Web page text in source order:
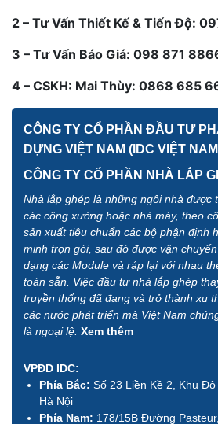
2 – Tư Vấn Thiết Kế & Tiến Độ:
3 – Tư Vấn Báo Giá: 098 871
4 – CSKH: Mai Thùy: 0868 685
CÔNG TY CỔ PHẦN ĐẦU TƯ
DỰNG VIỆT NAM (IDC VIỆT
CÔNG TY CỔ PHẦN NHÀ LẮP
Nhà lắp ghép là những ngôi nhà được
các công xưởng hoặc nhà máy, theo
sản xuất tiêu chuẩn các bộ phận định
minh trọn gói, sau đó được vận
dạng các Module và ráp lại với nhau
toán sẵn. Việc đầu tư nhà lắp ghép
truyền thống đã đang và trở thành xu
các nước phát triển mà Việt Nam
là ngoại lệ. Xem thêm
VPĐD IDC:
Phía Bắc: Số 23 Liền Kề 2, Khu
Hà Nội
Phía Nam: 178/15B Đường